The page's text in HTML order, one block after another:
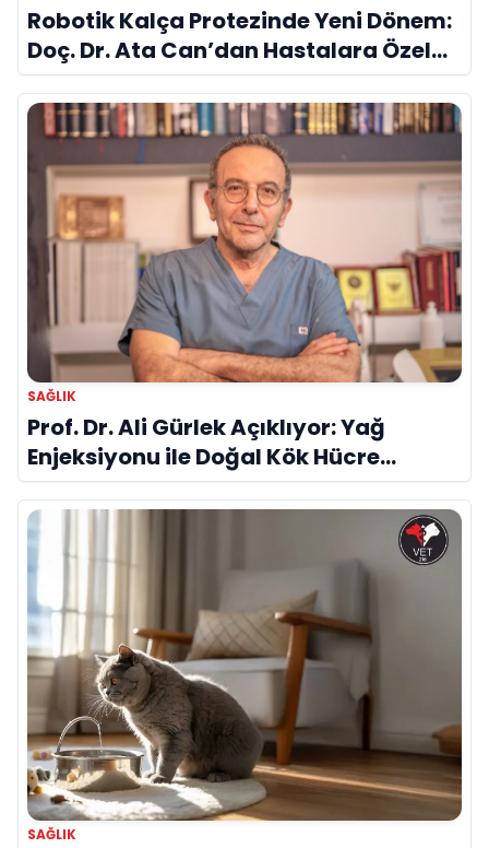
Robotik Kalça Protezinde Yeni Dönem:
Doç. Dr. Ata Can’dan Hastalara Özel
Cerrahi Planlama
SAĞLIK
Prof. Dr. Ali Gürlek Açıklıyor: Yağ
Enjeksiyonu ile Doğal Kök Hücre
Tedavisi
SAĞLIK